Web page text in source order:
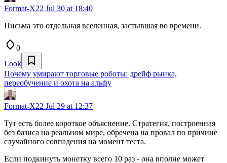
Format-X22 Jul 30 at 18:40
Письма это отдельная вселенная, застывшая во времени.
0
Look
Почему умирают торговые роботы: дрейф рынка,
переобучение и охота на альфу
Format-X22 Jul 29 at 12:37
Тут есть более короткое объяснение. Стратегия, построенная
без базиса на реальном мире, обречена на провал по причине
случайного совпадения на момент теста.
Если подкинуть монетку всего 10 раз - она вполне может